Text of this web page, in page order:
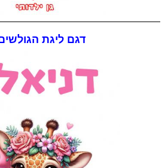
דגם ליגת הגולשים